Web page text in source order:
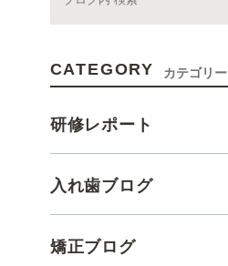
CATEGORY カテゴリー
研修レポート
入れ歯ブログ
矯正ブログ